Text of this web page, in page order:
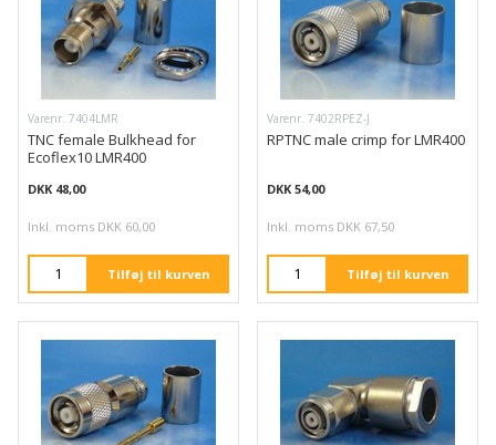
Varenr. 7404LMR
TNC female Bulkhead for
Ecoflex10 LMR400
DKK 48,00
Inkl. moms DKK 60,00
Tilføj til kurven
Varenr. 7402RPEZ-J
RPTNC male crimp for LMR400
DKK 54,00
Inkl. moms DKK 67,50
Tilføj til kurven